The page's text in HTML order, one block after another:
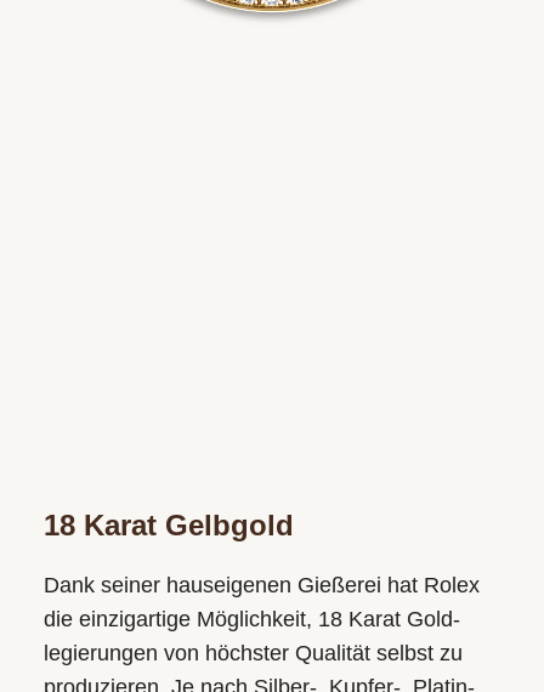
18 Karat Gelbgold
Dank seiner hauseigenen Gießerei hat Rolex
die einzigartige Möglichkeit, 18 Karat Gold­
legierungen von höchster Qualität selbst zu
produzieren. Je nach Silber-, Kupfer-, Platin-